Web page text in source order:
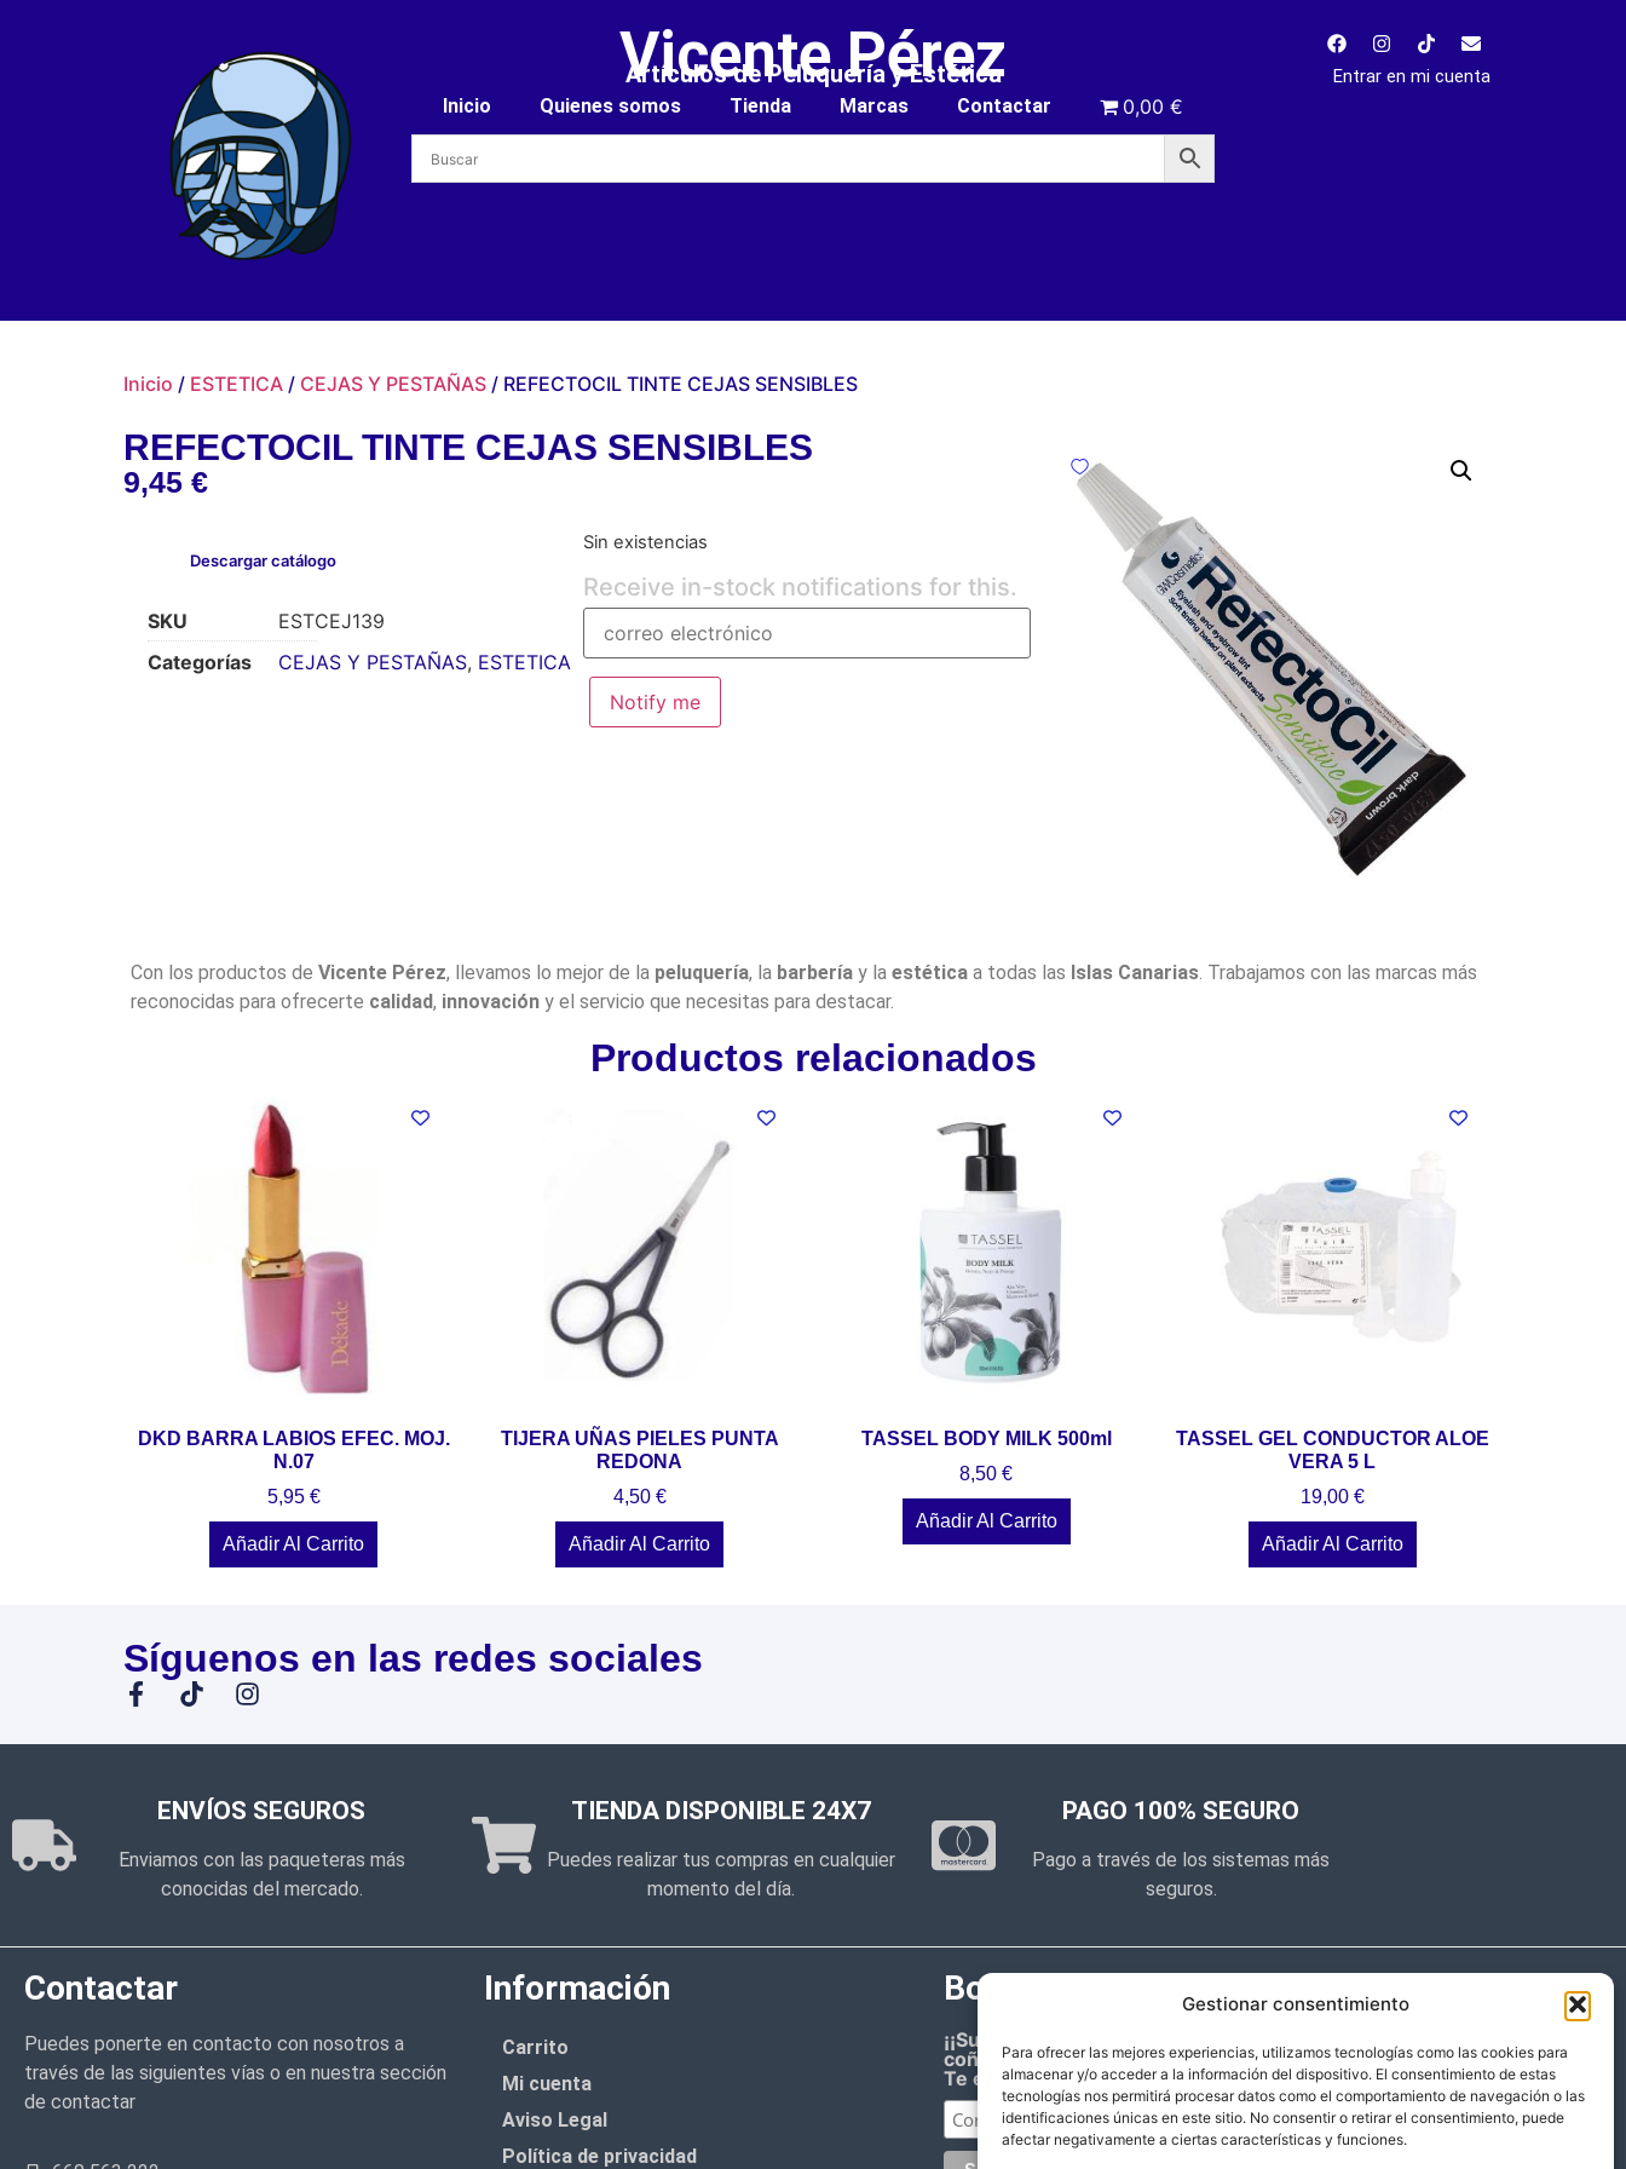
Gestionar consentimiento
Para ofrecer las mejores experiencias, utilizamos tecnologías como las cookies para
almacenar y/o acceder a la información del dispositivo. El consentimiento de estas
tecnologías nos permitirá procesar datos como el comportamiento de navegación o las
identificaciones únicas en este sitio. No consentir o retirar el consentimiento, puede
afectar negativamente a ciertas características y funciones.
Vicente Pérez
Artículos de Peluquería y Estética
Inicio Quienes somos Tienda Marcas Contactar 0,00 €
Entrar en mi cuenta
Inicio / ESTETICA / CEJAS Y PESTAÑAS / REFECTOCIL TINTE CEJAS SENSIBLES
REFECTOCIL TINTE CEJAS SENSIBLES
9,45 €
Descargar catálogo
SKU
ESTCEJ139
Categorías
CEJAS Y PESTAÑAS, ESTETICA
Sin existencias
Receive in-stock notifications for this.
Notify me
Con los productos de Vicente Pérez, llevamos lo mejor de la peluquería, la barberíay la estéticaa todas las Islas Canarias. Trabajamos con las marcas más
reconocidas para ofrecerte calidad, innovacióny el servicio que necesitas para destacar.
Productos relacionados
DKD BARRA LABIOS EFEC. MOJ.
N.07
5,95 €
Añadir Al Carrito
TIJERA UÑAS PIELES PUNTA
REDONA
4,50 €
Añadir Al Carrito
TASSEL BODY MILK 500ml
8,50€
Añadir Al Carrito
TASSEL GEL CONDUCTOR ALOE
VERA 5 L
19,00 €
Añadir Al Carrito
Síguenos en las redes sociales
ENVÍOS SEGUROS
Enviamos con las paqueteras más
conocidas del mercado.
TIENDA DISPONIBLE 24X7
Puedes realizar tus compras en cualquier
momento del día.
PAGO 100% SEGURO
Pago a través de los sistemas más
seguros.
Contactar
Puedes ponerte en contacto con nosotros a
través de las siguientes vías o en nuestra sección
de contactar
Información
Carrito
Mi cuenta
Aviso Legal
Política de privacidad
Boletín de noticias
¡¡Suscríbete y prometemos no dar mucho el
coñazo.!!
Te enviaremos sólo cosas importantes.